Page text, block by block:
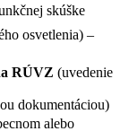
skúške
osvetlenia) –
RÚVZ (uvedenie
dokumentáciou)
alebo